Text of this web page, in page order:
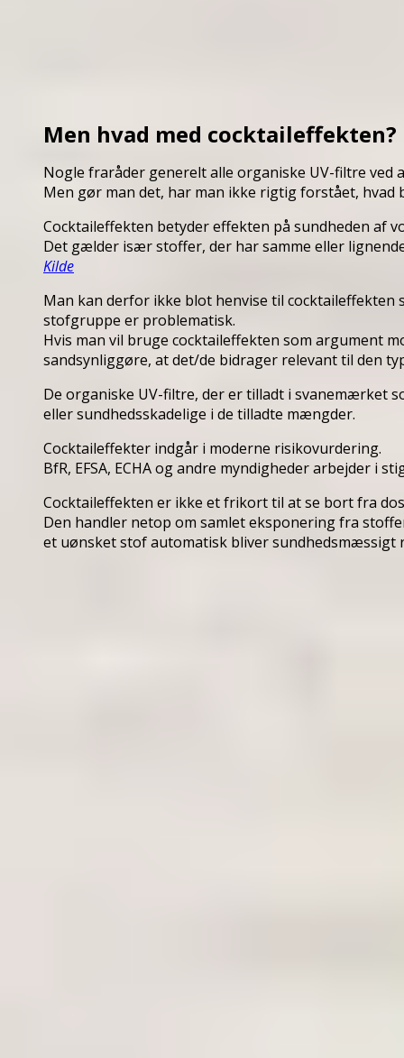
Men hvad med cocktaileffekten?
Nogle fraråder generelt alle organiske UV-filtre ved
Men gør man det, har man ikke rigtig forstået, hvad
Cocktaileffekten betyder effekten på sundheden af
Det gælder især stoffer, der har samme eller
Kilde
Man kan derfor ikke blot henvise til
stofgruppe er problematisk.
Hvis man vil bruge cocktaileffekten som argument
sandsynliggøre, at det/de bidrager relevant til den
De organiske UV-filtre, der er tilladt i svanemærket
eller sundhedsskadelige i de tilladte mængder.
Cocktaileffekter indgår i moderne risikovurdering.
BfR, EFSA, ECHA og andre myndigheder arbejder i
Cocktaileffekten er ikke et frikort til at se bort fra
Den handler netop om samlet eksponering fra
et uønsket stof automatisk bliver sundhedsmæssigt